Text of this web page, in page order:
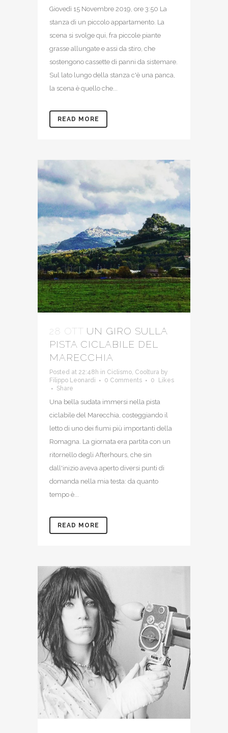
Giovedì 15 Novembre 2019, ore 3:50 La
stanza di un piccolo appartamento. La
scena si svolge qui, fra piccole piante
grasse allungate e assi da stiro, che
sostengono cassette di panni da sistemare.
Sul lato lungo della stanza c'è una panca,
la scena è quello che...
READ MORE
28 OTT UN GIRO SULLA
PISTA CICLABILE DEL
MARECCHIA
Posted at 22:48h in Ciclismo Cooltura by
Filippo Leonardi
0 Comments 0
Likes
Share
Una bella sudata immersi nella pista
ciclabile del Marecchia, costeggiando il
letto di uno dei fiumi più importanti della
Romagna. La giornata era partita con un
ritornello degli Afterhours, che sin
dall'inizio aveva aperto diversi punti di
domanda nella mia testa: da quanto
tempo è...
READ MORE